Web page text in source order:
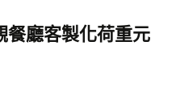
餐廳客製化荷重元